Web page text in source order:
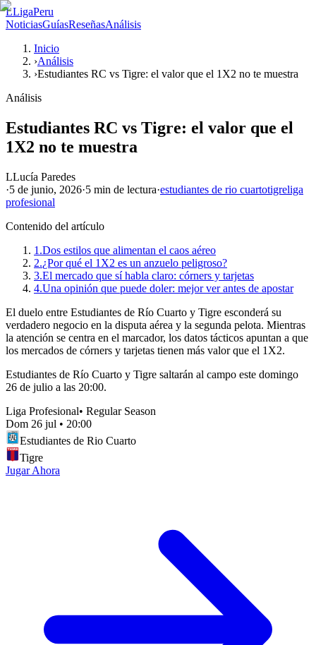
LLigaPeru
NoticiasGuíasReseñasAnálisis
Inicio
›Análisis
›Estudiantes RC vs Tigre: el valor que el 1X2 no te muestra
Análisis
Estudiantes RC vs Tigre: el valor que el
1X2 no te muestra
LLucía Paredes
·5 de junio, 2026·5 min de lectura·estudiantes de rio cuartotigreliga
profesional
Contenido del artículo
1.Dos estilos que alimentan el caos aéreo
2.¿Por qué el 1X2 es un anzuelo peligroso?
3.El mercado que sí habla claro: córners y tarjetas
4.Una opinión que puede doler: mejor ver antes de apostar
El duelo entre Estudiantes de Río Cuarto y Tigre esconderá su
verdadero negocio en la disputa aérea y la segunda pelota. Mientras
la atención se centra en el marcador, los datos tácticos apuntan a que
los mercados de córners y tarjetas tienen más valor que el 1X2.
Estudiantes de Río Cuarto y Tigre saltarán al campo este domingo
26 de julio a las 20:00.
Liga Profesional• Regular Season
Dom 26 jul • 20:00
Estudiantes de Rio Cuarto
Tigre
Jugar Ahora